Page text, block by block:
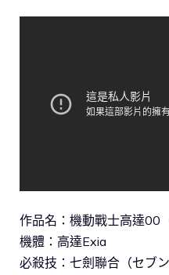
作品名：機動戰士高達00
機體：高達Exia
必殺技：七劍聯合（セブ